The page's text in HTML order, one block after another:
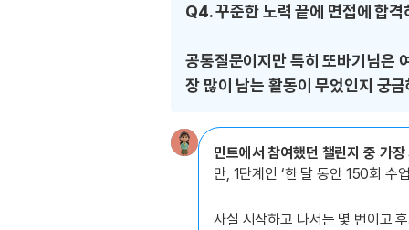
Q4. 꾸준한 노력 끝에 면접에 합
공통질문이지만 특히 또바기님은
장 많이 남는 활동이 무었인지 궁
민트에서 참여했던 챌린지 중 가
만, 1단계인 ‘한 달 동안 150회 수
사실 시작하고 나서는 몇 번이고